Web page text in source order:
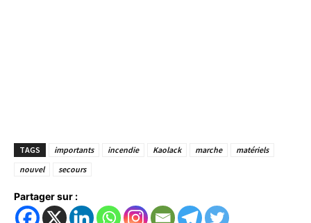
TAGS importants incendie Kaolack marche
matériels
nouvel
secours
Partager sur :